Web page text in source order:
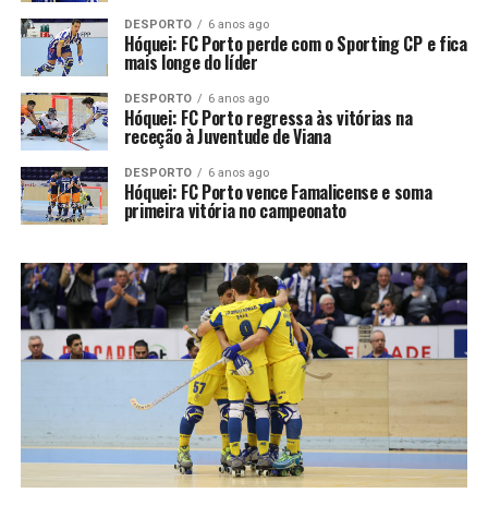
DESPORTO 6 anos ago
Hóquei: FC Porto perde com o Sporting CP e fica
mais longe do líder
DESPORTO 6 anos ago
Hóquei: FC Porto regressa às vitórias na
receção à Juventude de Viana
DESPORTO 6 anos ago
Hóquei: FC Porto vence Famalicense e soma
primeira vitória no campeonato